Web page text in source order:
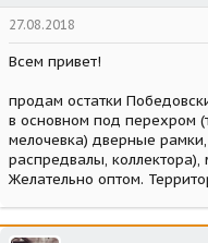
27.08.2018
Всем привет!
продам остатки
в основном под перехром
мелочевка) дверные
распредвалы,
Желательно оптом.